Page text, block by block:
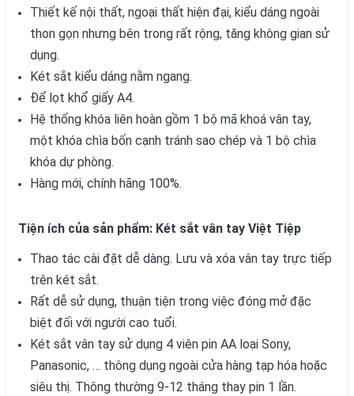
Thiết kế nội thất, ngoại thất hiện đại, kiểu dáng ngoài
thon gọn nhưng bên trong rất rộng, tăng không gian sử
dụng.
Két sắt kiểu dáng nằm ngang.
Để lọt khổ giấy A4.
Hệ thống khóa liên hoàn gồm 1 bộ mã khoá vân tay,
một khóa chìa bốn cạnh tránh sao chép và 1 bộ chìa
khóa dự phòng.
Hàng mới, chính hãng 100%.
Tiện ích của sản phẩm: Két sắt vân tay Việt Tiệp
Thao tác cài đặt dễ dàng. Lưu và xóa vân tay trực tiếp
trên két sắt.
Rất dễ sử dụng, thuận tiện trong việc đóng mở đặc
biệt đối với người cao tuổi.
Két sắt vân tay sử dụng 4 viên pin AA loại Sony,
Panasonic, … thông dụng ngoài cửa hàng tạp hóa hoặc
siêu thị. Thông thường 9-12 tháng thay pin 1 lần.